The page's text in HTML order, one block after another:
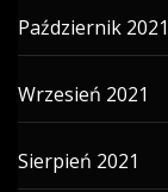
Październik 2021
Wrzesień 2021
Sierpień 2021